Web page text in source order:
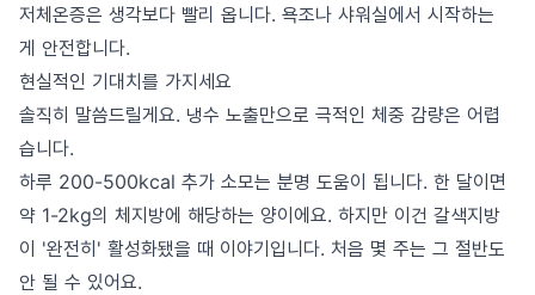
저체온증은 생각보다 빨리 옵니다. 욕조나 샤워실에서 시작하는
게 안전합니다.
현실적인 기대치를 가지세요
솔직히 말씀드릴게요. 냉수 노출만으로 극적인 체중 감량은 어렵
습니다.
하루 200-500kcal 추가 소모는 분명 도움이 됩니다. 한 달이면
약 1-2kg의 체지방에 해당하는 양이에요. 하지만 이건 갈색지방
이 '완전히' 활성화됐을 때 이야기입니다. 처음 몇 주는 그 절반도
안 될 수 있어요.